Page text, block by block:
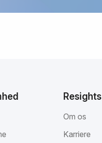
Resights
Om os
Karriere